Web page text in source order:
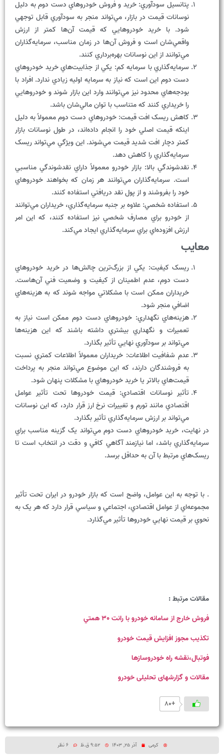
پتانسيل سودآوري: خريد و فروش خودروهاي دست دوم به دليل
نوسانات قيمت در بازار، مي‌تواند منجر به سودآوري قابل توجهي
شود. با خريد خودروهايي که قيمت آن‌ها کمتر از ارزش
واقعي‌شان است و فروش آن‌ها در زمان مناسب، سرمايه‌گذاران
مي‌توانند از اين نوسانات بهره‌برداري کنند.
سرمايه‌گذاري با سرمايه کم: يکي از جذابيت‌هاي خريد خودروهاي
دست دوم اين است که نياز به سرمايه اوليه زيادي ندارد. افراد با
بودجه‌هاي محدود نيز مي‌توانند وارد اين بازار شوند و خودروهايي
را خريداري کنند که متناسب با توان مالي‌شان باشد.
کاهش ريسک افت قيمت: خودروهاي دست دوم معمولاً به دليل
اينکه قيمت اصلي خود را انجام داده‌اند، در طول نوسانات بازار
کمتر دچار افت شديد قيمت مي‌شوند. اين ويژگي مي‌تواند ريسک
سرمايه‌گذاري را کاهش دهد.
نقدشوندگي بالا: بازار خودرو معمولاً داراي نقدشوندگي مناسبي
است. سرمايه‌گذاران مي‌توانند هر زمان که بخواهند خودروهاي
خود را بفروشند و از پول نقد دريافتي استفاده کنند.
استفاده شخصي: علاوه بر جنبه سرمايه‌گذاري، خريداران مي‌توانند
از خودرو براي مصارف شخصي نيز استفاده کنند، که اين امر
ارزش افزوده‌اي براي سرمايه‌گذاري ايجاد مي‌کند.
معايب
ريسک کيفيت: يکي از بزرگ‌ترين چالش‌ها در خريد خودروهاي
دست دوم، عدم اطمينان از کيفيت و وضعيت فني آن‌هاست.
خريداران ممکن است با مشکلاتي مواجه شوند که به هزينه‌هاي
اضافي منجر شود.
هزينه‌هاي نگهداري: خودروهاي دست دوم ممکن است نياز به
تعميرات و نگهداري بيشتري داشته باشند که اين هزينه‌ها
مي‌تواند بر سودآوري نهايي تأثير بگذارد.
عدم شفافيت اطلاعات: خريداران معمولاً اطلاعات کمتري نسبت
به فروشندگان دارند، که اين موضوع مي‌تواند منجر به پرداخت
قيمت‌هاي بالاتر يا خريد خودروهاي با مشکلات پنهان شود.
تأثير نوسانات اقتصادي: قيمت خودروها تحت تأثير عوامل
اقتصادي مانند تورم و تغييرات نرخ ارز قرار دارد، که اين نوسانات
مي‌تواند بر ارزش سرمايه‌گذاري تأثير بگذارد.
در نهايت، خريد خودروهاي دست دوم مي‌تواند يک گزينه مناسب براي
سرمايه‌گذاري باشد، اما نيازمند آگاهي کافي و دقت در انتخاب است تا
ريسک‌هاي مرتبط با آن به حداقل برسد.
. با توجه به اين عوامل، واضح است که بازار خودرو در ايران تحت تأثير
مجموعه‌اي از عوامل اقتصادي، اجتماعي و سياسي قرار دارد که هر يک به
نحوي بر قيمت نهايي خودروها تأثير مي‌گذارد.
مقالات مرتبط :
فروش خارج از سامانه خودرو با رانت 30 همتي
تکذيب مجوز افزايش قيمت خودرو
فوتبال،نقشه راه خودروسازها
مقالات و گزارشهای تحلیلی خودرو
+80
کرمی آذر 25, 1403 9:52 ق.ظ 6 نظر